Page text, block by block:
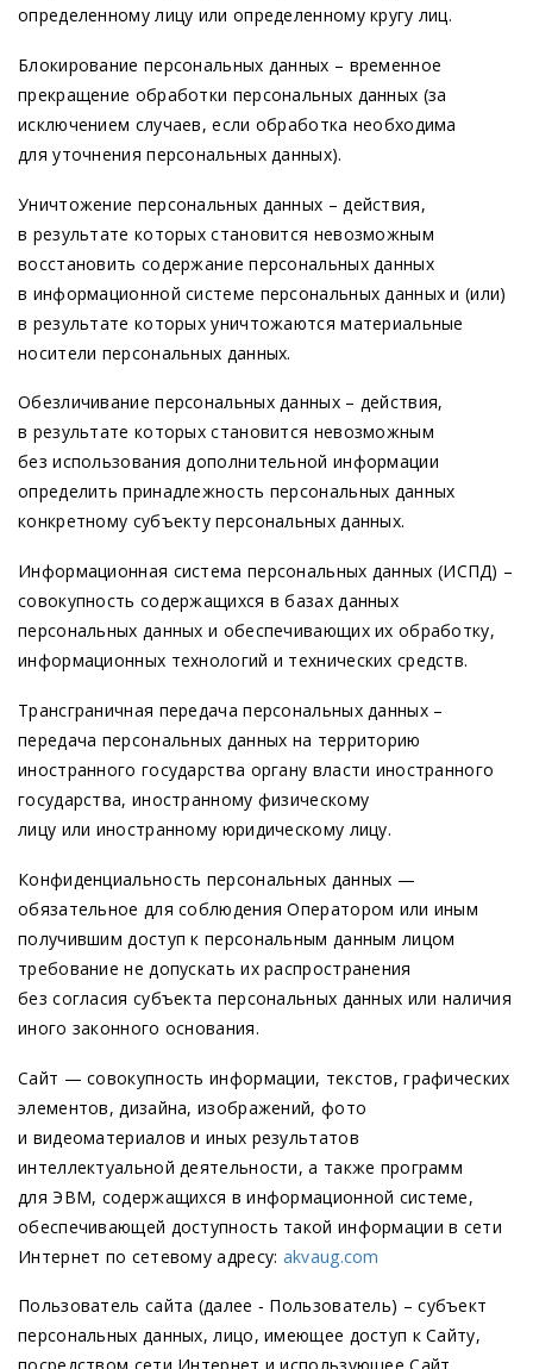
определенному лицу или определенному кругу лиц.
Блокирование персональных данных – временное
прекращение обработки персональных данных (за
исключением случаев, если обработка необходима
для уточнения персональных данных).
Уничтожение персональных данных – действия,
в результате которых становится невозможным
восстановить содержание персональных данных
в информационной системе персональных данных и (или)
в результате которых уничтожаются материальные
носители персональных данных.
Обезличивание персональных данных – действия,
в результате которых становится невозможным
без использования дополнительной информации
определить принадлежность персональных данных
конкретному субъекту персональных данных.
Информационная система персональных данных (ИСПД) –
совокупность содержащихся в базах данных
персональных данных и обеспечивающих их обработку,
информационных технологий и технических средств.
Трансграничная передача персональных данных –
передача персональных данных на территорию
иностранного государства органу власти иностранного
государства, иностранному физическому
лицу или иностранному юридическому лицу.
Конфиденциальность персональных данных —
обязательное для соблюдения Оператором или иным
получившим доступ к персональным данным лицом
требование не допускать их распространения
без согласия субъекта персональных данных или наличия
иного законного основания.
Сайт — совокупность информации, текстов, графических
элементов, дизайна, изображений, фото
и видеоматериалов и иных результатов
интеллектуальной деятельности, а также программ
для ЭВМ, содержащихся в информационной системе,
обеспечивающей доступность такой информации в сети
Интернет по сетевому адресу: akvaug.com
Пользователь сайта (далее ‑ Пользователь) – субъект
персональных данных, лицо, имеющее доступ к Сайту,